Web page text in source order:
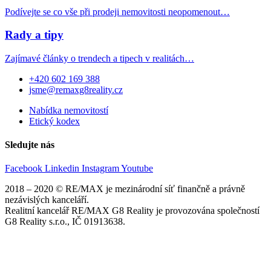
Podívejte se co vše při prodeji nemovitosti neopomenout…
Rady a tipy
Zajímavé články o trendech a tipech v realitách…
+420 602 169 388
jsme@remaxg8reality.cz
Nabídka nemovitostí
Etický kodex
Sledujte nás
Facebook Linkedin InstagramYoutube
2018 – 2020 © RE/MAX je mezinárodní síť finančně a právně
nezávislých kanceláří.
Realitní kancelář RE/MAX G8 Reality je provozována společností
G8 Reality s.r.o., IČ 01913638.